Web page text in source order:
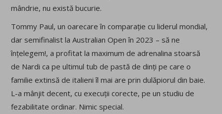
mândrie, nu există bucurie.
Tommy Paul, un oarecare în comparație cu liderul mondial,
dar semifinalist la Australian Open în 2023 – să ne
înțelegem!, a profitat la maximum de adrenalina stoarsă
de Nardi ca pe ultimul tub de pastă de dinți pe care o
familie extinsă de italieni îl mai are prin dulăpiorul din baie.
L-a mânjit decent, cu execuții corecte, pe un studiu de
fezabilitate ordinar. Nimic special.